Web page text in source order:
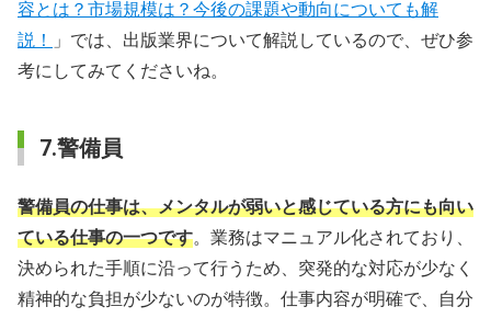
容とは？市場規模は？今後の課題や動向についても解
説！
」では、出版業界について解説しているので、ぜひ参
考にしてみてくださいね。
7.警備員
警備員の仕事は、メンタルが弱いと感じている方にも向い
ている仕事の一つです。業務はマニュアル化されており、
決められた手順に沿って行うため、突発的な対応が少なく
精神的な負担が少ないのが特徴。仕事内容が明確で、自分